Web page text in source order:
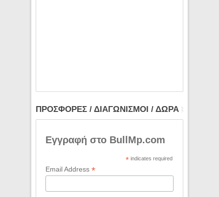
ΠΡΟΣΦΟΡΕΣ / ΔΙΑΓΩΝΙΣΜΟΙ / ΔΩΡΑ
Εγγραφή στο BullMp.com
*indicates required
Email Address *